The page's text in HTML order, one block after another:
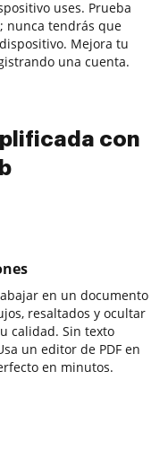
uses. Prueba
nunca tendrás que
Mejora tu
una cuenta.
con
en un documento
resaltados y ocultar
calidad. Sin texto
un editor de PDF en
en minutos.